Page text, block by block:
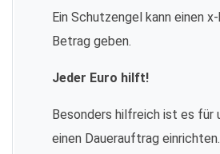
Ein Schutzengel kann einen
Betrag geben.
Jeder Euro hilft!
Besonders hilfreich ist es für
einen Dauerauftrag